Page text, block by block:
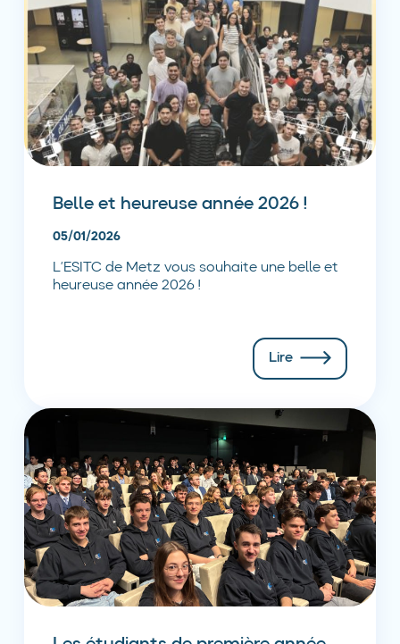
Belle et heureuse année 2026 !
05/01/2026
L’ESITC de Metz vous souhaite une belle et
heureuse année 2026 !
Lire